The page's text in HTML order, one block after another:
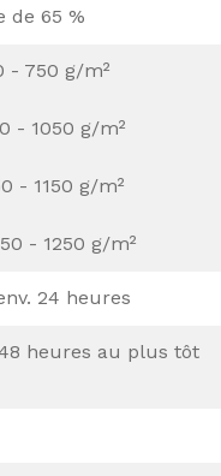
de 65 %
- 750 g/m²
- 1050 g/m²
- 1150 g/m²
- 1250 g/m²
24 heures
heures au plus tôt